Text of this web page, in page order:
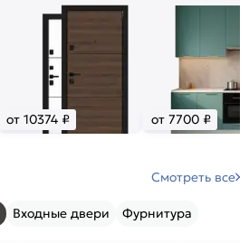
от 10374 ₽ от 7700 ₽
Смотреть все
Входные двери Фурнитура